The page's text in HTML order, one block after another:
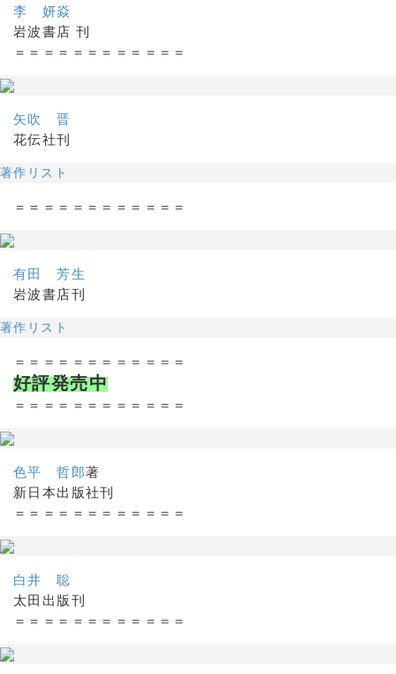
李 妍焱
岩波書店 刊
＝＝＝＝＝＝＝＝＝＝＝＝
矢吹 晋
花伝社刊
著作リスト
＝＝＝＝＝＝＝＝＝＝＝＝
有田 芳生
岩波書店刊
著作リスト
＝＝＝＝＝＝＝＝＝＝＝＝
好評発売中
＝＝＝＝＝＝＝＝＝＝＝＝
色平 哲郎著
新日本出版社刊
＝＝＝＝＝＝＝＝＝＝＝＝
白井 聡
太田出版刊
＝＝＝＝＝＝＝＝＝＝＝＝